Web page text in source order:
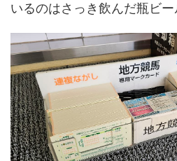
いるのはさっき飲んだ瓶ビー